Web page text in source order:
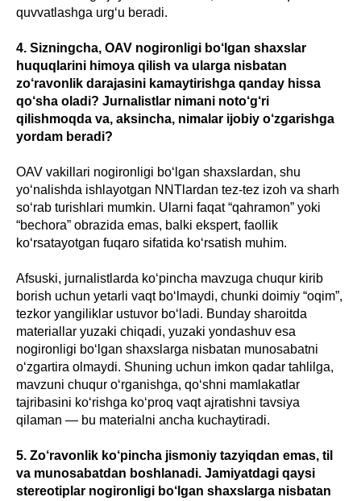
quvvatlashga urg‘u beradi.
4. Sizningcha, OAV nogironligi bo‘lgan shaxslar
huquqlarini himoya qilish va ularga nisbatan
zo‘ravonlik darajasini kamaytirishga qanday hissa
qo‘sha oladi? Jurnalistlar nimani noto‘g‘ri
qilishmoqda va, aksincha, nimalar ijobiy o‘zgarishga
yordam beradi?
OAV vakillari nogironligi bo‘lgan shaxslardan, shu
yo‘nalishda ishlayotgan NNTlardan tez-tez izoh va sharh
so‘rab turishlari mumkin. Ularni faqat “qahramon” yoki
“bechora” obrazida emas, balki ekspert, faollik
ko‘rsatayotgan fuqaro sifatida ko‘rsatish muhim.
Afsuski, jurnalistlarda ko‘pincha mavzuga chuqur kirib
borish uchun yetarli vaqt bo‘lmaydi, chunki doimiy “oqim”,
tezkor yangiliklar ustuvor bo‘ladi. Bunday sharoitda
materiallar yuzaki chiqadi, yuzaki yondashuv esa
nogironligi bo‘lgan shaxslarga nisbatan munosabatni
o‘zgartira olmaydi. Shuning uchun imkon qadar tahlilga,
mavzuni chuqur o‘rganishga, qo‘shni mamlakatlar
tajribasini ko‘rishga ko‘proq vaqt ajratishni tavsiya
qilaman — bu materialni ancha kuchaytiradi.
5. Zo‘ravonlik ko‘pincha jismoniy tazyiqdan emas, til
va munosabatdan boshlanadi. Jamiyatdagi qaysi
stereotiplar nogironligi bo‘lgan shaxslarga nisbatan